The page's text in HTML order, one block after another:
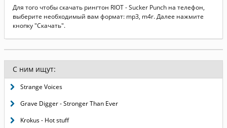
Для того чтобы скачать рингтон RIOT - Sucker Punch на телефон,
выберите необходимый вам формат: mp3, m4r. Далее нажмите
кнопку "Скачать".
С ним ищут:
Strange Voices
Grave Digger - Stronger Than Ever
Krokus - Hot stuff